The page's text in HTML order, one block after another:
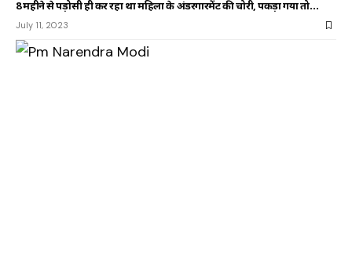
8 महीने से पड़ोसी ही कर रहा था महिला के अंडरगारमेंट की चोरी, पकड़ा गया तो…
July 11, 2023